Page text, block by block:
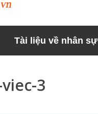
Tài liệu về nhân sự
3